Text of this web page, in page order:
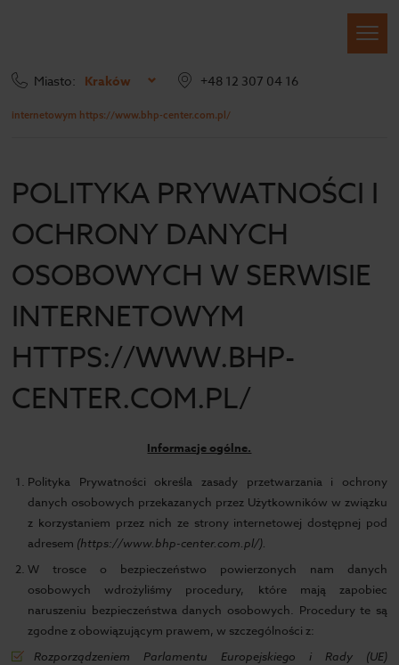
Miasto: Kraków +48 12 307 04 16
internetowym https://www.bhp-center.com.pl/
POLITYKA PRYWATNOŚCI I
OCHRONY DANYCH
OSOBOWYCH W SERWISIE
INTERNETOWYM
HTTPS://WWW.BHP-
CENTER.COM.PL/
Informacje ogólne.
Polityka Prywatności określa zasady przetwarzania i ochrony
danych osobowych przekazanych przez Użytkowników w związku
z korzystaniem przez nich ze strony internetowej dostępnej pod
adresem (https://www.bhp-center.com.pl/).
W trosce o bezpieczeństwo powierzonych nam danych
osobowych wdrożyliśmy procedury, które mają zapobiec
naruszeniu bezpieczeństwa danych osobowych. Procedury te są
zgodne z obowiązującym prawem, w szczególności z:
Rozporządzeniem Parlamentu Europejskiego i Rady (UE)